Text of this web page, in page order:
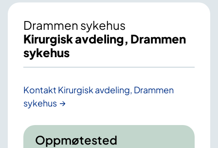
Drammen sykehus
Kirurgisk avdeling, Drammen
sykehus
Kontakt Kirurgisk avdeling, Drammen
sykehus
Oppmøtested